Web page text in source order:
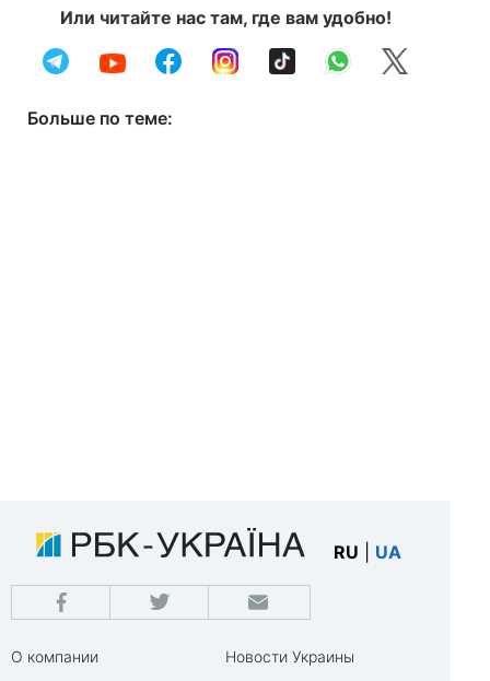
Или читайте нас там, где вам удобно!
Больше по теме:
RU UA
О компании
Новости Украины